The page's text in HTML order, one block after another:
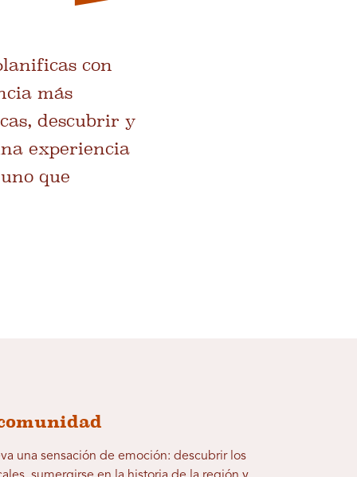
con
más
descubrir y
experiencia
que
una sensación de emoción: descubrir los